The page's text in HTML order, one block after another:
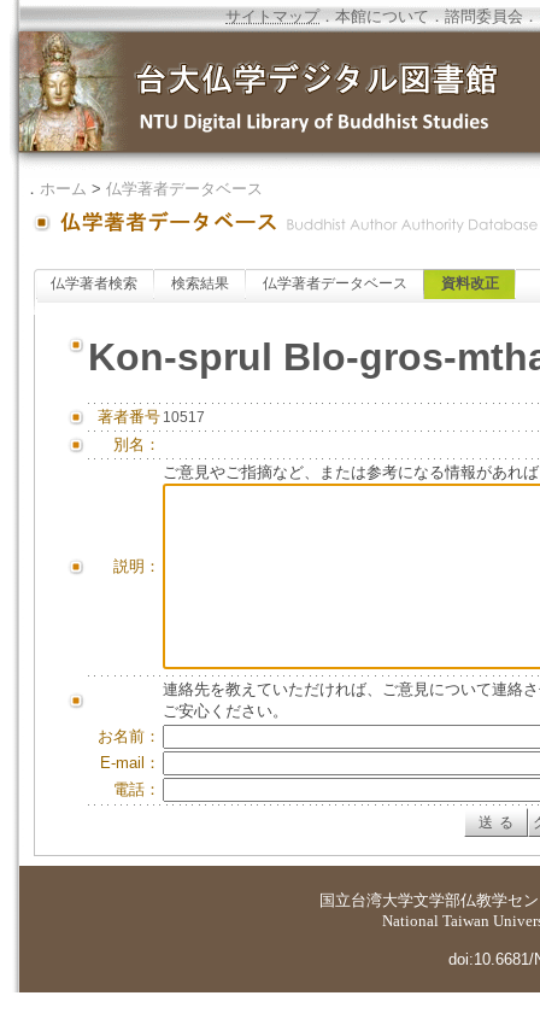
サイトマップ．本館について ．諮問委員会 ．
． ホーム > 仏学著者データベース
仏学著者検索 検索結果 仏学著者データベース 資料改正
Kon-sprul Blo-gros-
著者番号 10517
別名：
説明：
ご意見やご指摘など、または参考になる情報があれ
連絡先を教えていただければ、ご意見について連絡
ご安心ください。
お名前：
E-mail：
電話：
国立台湾大学文学部仏教学セ
National Taiwan
doi:10.6681/